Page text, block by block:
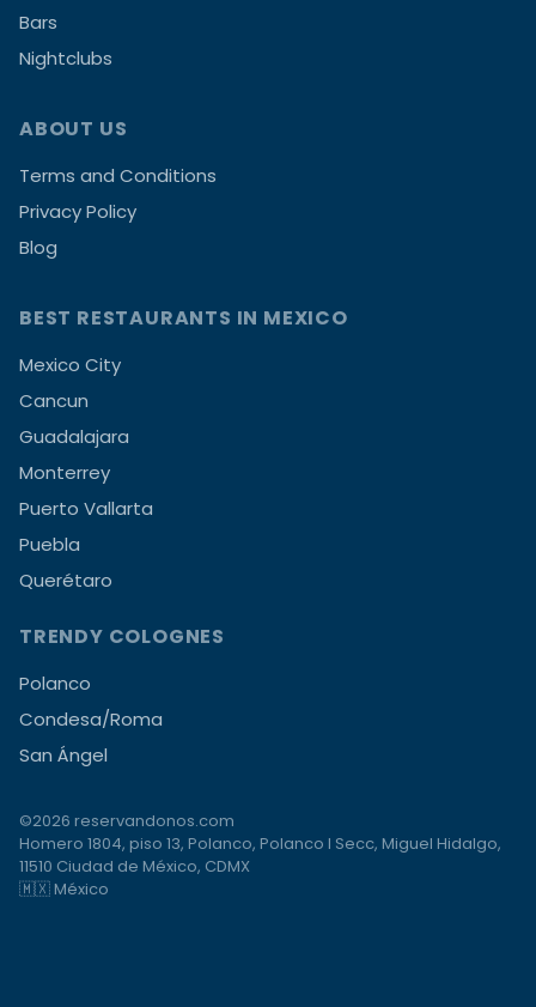
Bars
Nightclubs
ABOUT US
Terms and Conditions
Privacy Policy
Blog
BEST RESTAURANTS IN MEXICO
Mexico City
Cancun
Guadalajara
Monterrey
Puerto Vallarta
Puebla
Querétaro
TRENDY COLOGNES
Polanco
Condesa/Roma
San Ángel
©2026 reservandonos.com
Homero 1804, piso 13, Polanco, Polanco I Secc, Miguel Hidalgo,
11510 Ciudad de México, CDMX
🇲🇽 México